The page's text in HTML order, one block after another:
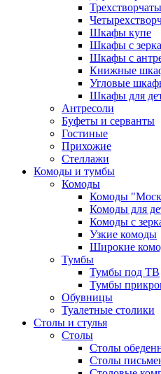
Шкафы купе
Шкафы с
Шкафы с
Книжные
Угловые
Шкафы для
Антресоли
Буфеты и серванты
Гостиные
Прихожие
Стеллажи
Комоды и тумбы
Комоды
Комоды
Комоды для
Комоды с
Узкие комоды
Широкие
Тумбы
Тумбы под ТВ
Тумбы
Обувницы
Туалетные столики
Столы и стулья
Столы
Столы
Столы